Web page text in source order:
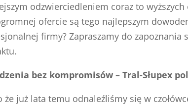
odzwierciedleniem coraz to
ofercie są tego najlepszym
firmy? Zapraszamy do
bez kompromisów – Tral-Słupex
że już lata temu odnaleźliśmy się w